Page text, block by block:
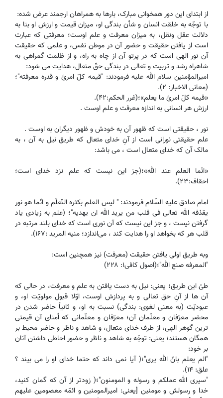
از ابتدای این دور همخوانی مبارک، بارها به همراهان ارجمند عرض شده:
با توجّه به خلقت انسان و شأن بندگی او، میزان قیمت و ارزش او بنا به
دلالت عقل ونقل، به میزان معرفت و علم اوست؛ معرفتی که عبارت
است از یافتن حقیقت و حضور آن در موطن نفس، و علمی که حقیقت
آن نور الهی است که در پرتو آن از چاه به راه، و از ظلمت گمراهی به
شاهراه رشد و تربیت و تعالی در بندگی حقّ متعال، هدایت می شود:
امیرالمؤمنین سلام الله علیه فرمودند: "قیمه کلّ امرئ و قدره معرفته"؛
(معانی الاخبار: ۲).
«قیمه کلّ امرئ ما یعلم»؛(غرر الحکم:۴۲).
ارزش هر انسانی به اندازه معرفت و علم اوست .
نور ، حقیقتی است که ظهور آن به خودش و ظهور دیگران به اوست .
علم حقیقتی نورانی است از آنِ خدای متعال که طریق نیل به آن ، به
مالک آن که خدای متعال است ، می باشد:
«انّما العلم عند الله»؛(جز این نیست که علم نزد خدای است؛
احقاف:۲۳).
امام صادق علیه السّلام فرمودند: " لیس العلم بکثره التّعلّم و انّما هو نور
یقذفه الله تعالی فی قلب من یرید الله ان یهدیه"؛ (علم به زیادی یاد
گرفتن نیست ، و جز این نیست که آن نوری است که خدای بلند مرتبه در
قلب هر که بخواهد او را هدایت کند ، می‌اندازد؛ منیه المرید :۱۶۷).
وبه طریق اولی یافتن حقیقت (معرفت) نیز همچنین است:
"المعرفه صنع الله"؛(اصول کافی۱: ۲۲۸)
طیّ این طریق؛ یعنی: نیل به دست یافتن به علم و معرفت، در حالی که
آن ها از آنِ حق تعالی و به پردازش اوست، اوّلا‌ قبول مولویّت او، و
عبودیّت (به معنی لغوی: بندگی) نسبت به او، و ثانیاً حاضر شدن در
محضر معرّفان و معلّمان آن؛ معرّفان و معلّمانی که اُمنای آن قیمتی
ترین گوهر الهی، از طرف خدای متعال، و شاهد و ناظر و حاضر محیط بر
همگان هستند؛ یعنی: توجّه به شاهد و ناظر و حضور احاطی داشتن آنان
بر خود:
"الم یعلم بانّ الله یری"؛( آیا نمی داند که حتما خدای او را می بیند ؟
علق: ۱۴).
"سیر‌ی الله عملکم و رسوله و ‌المومنون"؛( زودتر از آن که گمان کنید،
خدا و رسولش و مومنین [یعنی: امیرالمومنین و ائمّه معصومین علیهم